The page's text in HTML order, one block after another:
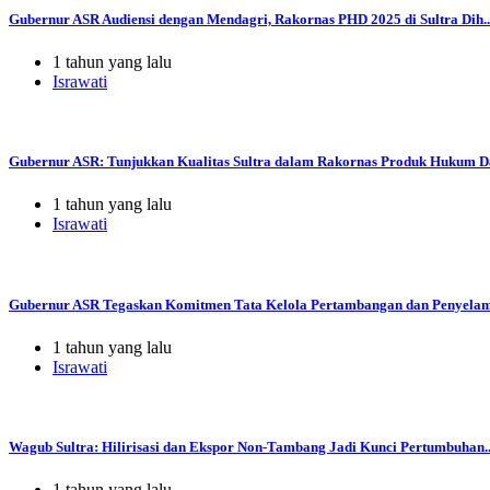
Gubernur ASR Audiensi dengan Mendagri, Rakornas PHD 2025 di Sultra
1 tahun yang lalu
Israwati
Gubernur ASR: Tunjukkan Kualitas Sultra dalam Rakornas Produk Hukum
1 tahun yang lalu
Israwati
Gubernur ASR Tegaskan Komitmen Tata Kelola Pertambangan dan
1 tahun yang lalu
Israwati
Wagub Sultra: Hilirisasi dan Ekspor Non-Tambang Jadi Kunci